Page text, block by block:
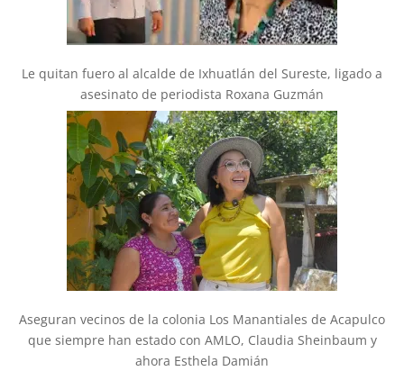
Le quitan fuero al alcalde de Ixhuatlán del Sureste, ligado a
asesinato de periodista Roxana Guzmán
Aseguran vecinos de la colonia Los Manantiales de Acapulco
que siempre han estado con AMLO, Claudia Sheinbaum y
ahora Esthela Damián